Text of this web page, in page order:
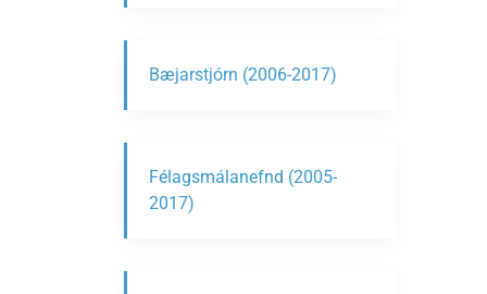
Bæjarstjórn (2006-2017)
Félagsmálanefnd (2005-
2017)